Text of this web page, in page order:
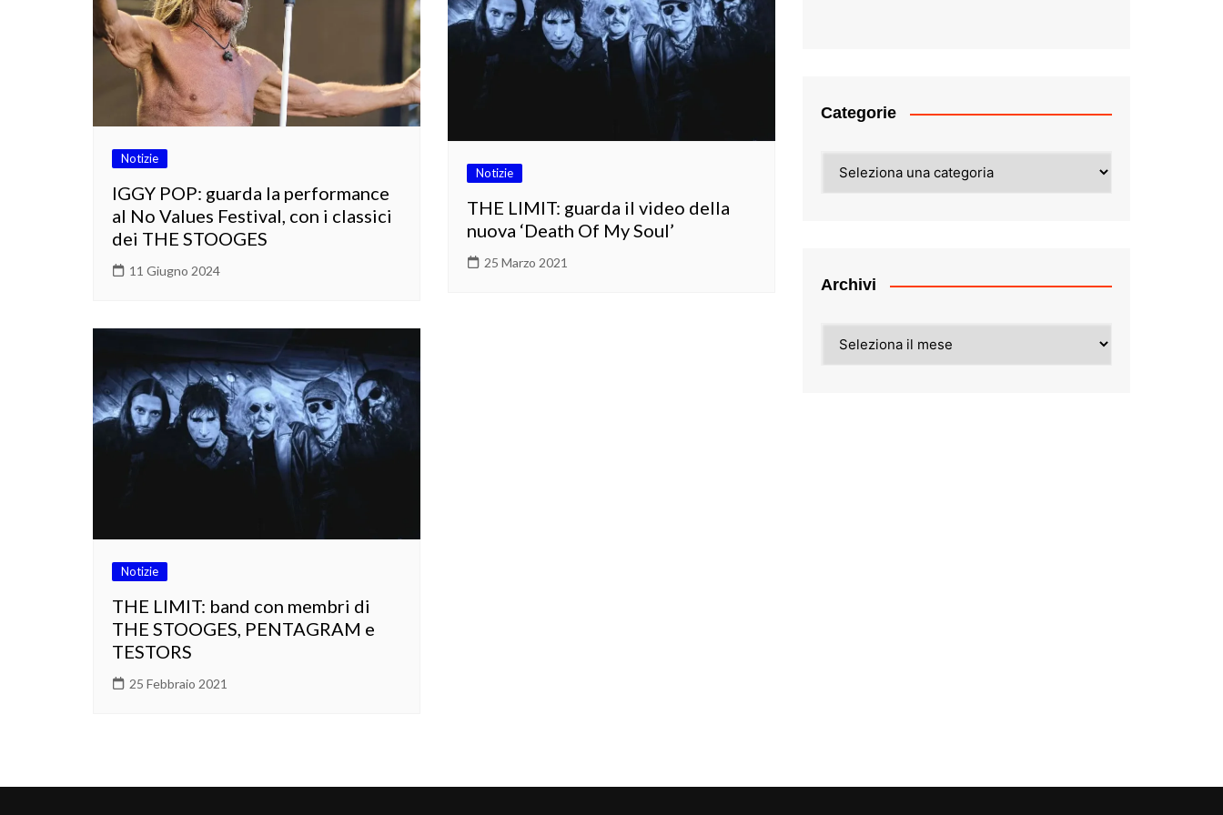
Notizie
IGGY POP: guarda la performance
al No Values Festival, con i classici
dei THE STOOGES
11 Giugno 2024
Notizie
THE LIMIT: guarda il video della
nuova ‘Death Of My Soul’
25 Marzo 2021
Notizie
THE LIMIT: band con membri di
THE STOOGES, PENTAGRAM e
TESTORS
25 Febbraio 2021
Categorie
Archivi